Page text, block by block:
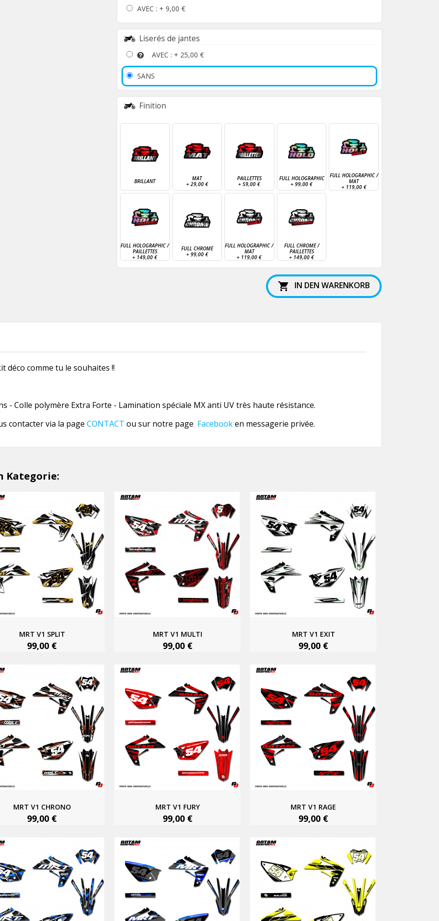
AVEC : + 9,00 €
Liserés de jantes
AVEC : + 25,00 €
SANS
Finition
BRILLANT
MAT
+ 29,00 €
PAILLETTES
+59,00 €
FULL HOLOGRAPHIC
+99,00 €
FULL HOLOGRAPHIC /
MAT
+ 119,00 €
FULL HOLOGRAPHIC /
PAILLETTES
+ 149,00 €
FULL CHROME
+ 99,00 €
FULL HOLOGRAPHIC /
MAT
+ 119,00 €
FULL CHROME /
PAILLETTES
+ 149,00 €
 IN DEN WARENKORB
déco comme tu le souhaites !!
- Colle polymère Extra Forte - Lamination spéciale MX anti UV très haute résistance.
contacter via la page CONTACT ou sur notre page Facebooken messagerie privée.
Kategorie:
MRT V1 SPLIT
99,00 €
MRT V1 MULTI
99,00 €
MRT V1 EXIT
99,00 €
MRT V1 CHRONO
99,00 €
MRT V1 FURY
99,00 €
MRT V1 RAGE
99,00 €